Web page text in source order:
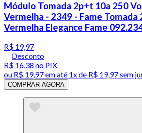
Módulo Tomada 2p+t 10a 250
Vermelha - 2349 - Fame Tomada
Vermelha Elegance Fame
R$ 19,97
Desconto
R$ 16,38 no PIX
ou R$ 19,97em até 1x de R$ 19,97sem
COMPRAR AGORA